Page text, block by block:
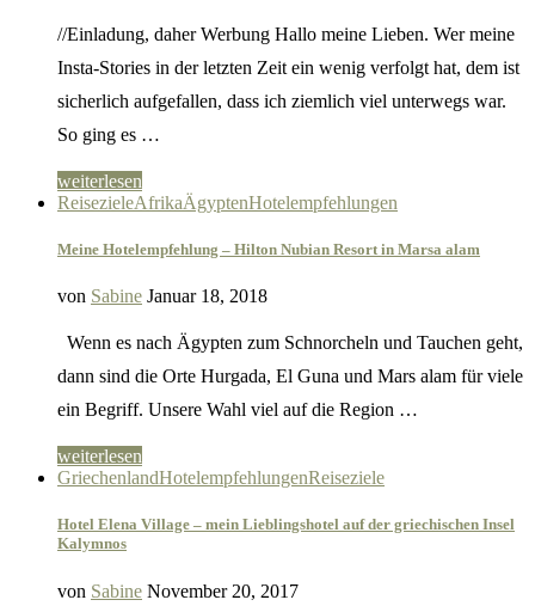
//Einladung, daher Werbung Hallo meine Lieben. Wer meine
Insta-Stories in der letzten Zeit ein wenig verfolgt hat, dem ist
sicherlich aufgefallen, dass ich ziemlich viel unterwegs war.
So ging es …
weiterlesen
ReisezieleAfrikaÄgyptenHotelempfehlungen
Meine Hotelempfehlung – Hilton Nubian Resort in Marsa alam
von Sabine Januar 18, 2018
Wenn es nach Ägypten zum Schnorcheln und Tauchen geht,
dann sind die Orte Hurgada, El Guna und Mars alam für viele
ein Begriff. Unsere Wahl viel auf die Region …
weiterlesen
GriechenlandHotelempfehlungenReiseziele
Hotel Elena Village – mein Lieblingshotel auf der griechischen Insel
Kalymnos
von Sabine November 20, 2017